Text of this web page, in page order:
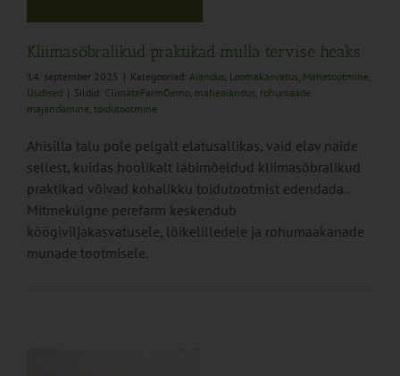
Kliimasõbralikud praktikad mulla tervise heaks
14. september 2025 | Kategooriad: Aiandus, Loomakasvatus, Mahetootmine,
Uudised | Sildid: ClimateFarmDemo, maheaiandus, rohumaade
majandamine, toidutootmine
Ahisilla talu pole pelgalt elatusallikas, vaid elav näide
sellest, kuidas hoolikalt läbimõeldud kliimasõbralikud
praktikad võivad kohalikku toidutootmist edendada.
Mitmekülgne perefarm keskendub
köögiviljakasvatusele, lõikelilledele ja rohumaakanade
munade tootmisele.